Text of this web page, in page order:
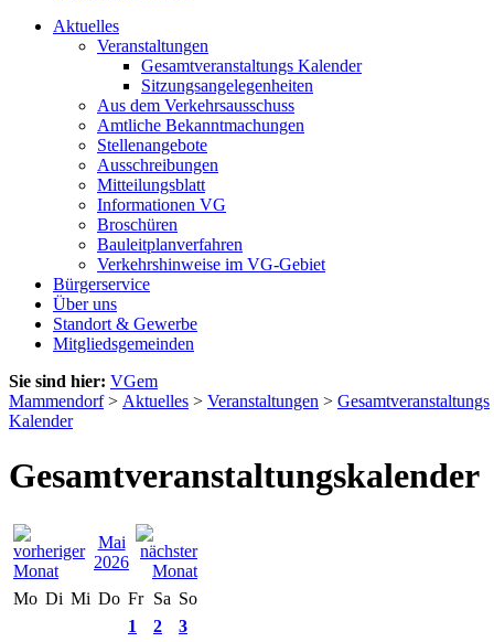
Aktuelles
Veranstaltungen
Gesamtveranstaltungs Kalender
Sitzungsangelegenheiten
Aus dem Verkehrsausschuss
Amtliche Bekanntmachungen
Stellenangebote
Ausschreibungen
Mitteilungsblatt
Informationen VG
Broschüren
Bauleitplanverfahren
Verkehrshinweise im VG-Gebiet
Bürgerservice
Über uns
Standort & Gewerbe
Mitgliedsgemeinden
Sie sind hier: VGem
Mammendorf> Aktuelles > Veranstaltungen > Gesamtveranstaltungs
Kalender
Gesamtveranstaltungskalender
Mai
2026
Mo Di Mi Do Fr Sa So
1
2
3